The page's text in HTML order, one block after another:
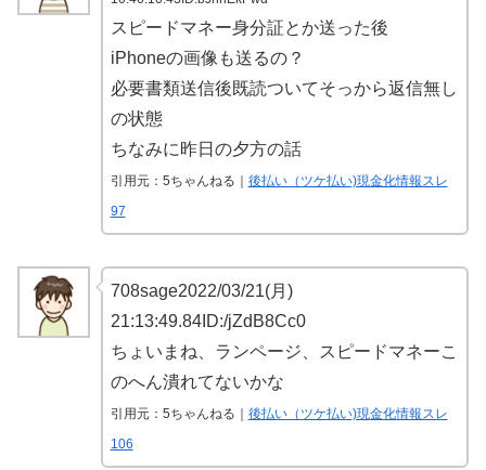
スピードマネー身分証とか送った後
iPhoneの画像も送るの？
必要書類送信後既読ついてそっから返信無し
の状態
ちなみに昨日の夕方の話
引用元：5ちゃんねる｜ 後払い（ツケ払い)現金化情報スレ
97
708sage2022/03/21(月)
21:13:49.84ID:/jZdB8Cc0
ちょいまね、ランページ、スピードマネーこ
のへん潰れてないかな
引用元：5ちゃんねる｜ 後払い（ツケ払い)現金化情報スレ
106